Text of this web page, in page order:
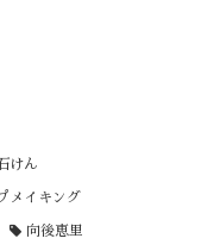
けん
メイキング
向後恵里